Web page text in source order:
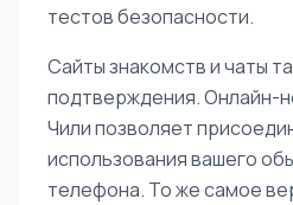
тестов безопасности.
Сайты знакомств и чаты
подтверждения. Онлайн-
Чили позволяет
использования вашего
телефона. То же самое